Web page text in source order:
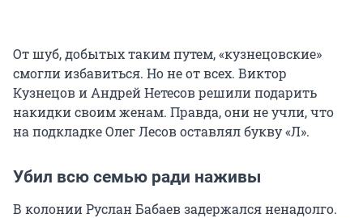
От шуб, добытых таким путем, «кузнецовские»
смогли избавиться. Но не от всех. Виктор
Кузнецов и Андрей Нетесов решили подарить
накидки своим женам. Правда, они не учли, что
на подкладке Олег Лесов оставлял букву «Л».
Убил всю семью ради наживы
В колонии Руслан Бабаев задержался ненадолго.